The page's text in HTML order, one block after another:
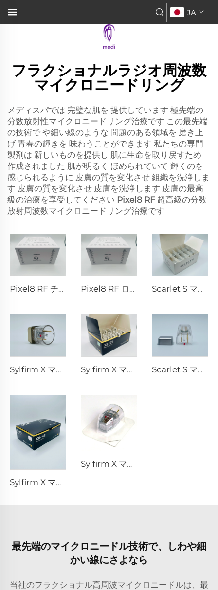
JA
フラクショナルラジオ周波数
マイクロニードリング
メディスパでは 完璧な肌を 提供しています 極先端の
分数放射性マイクロニードリング治療です この最先端
の技術で や細い線のような 問題のある領域を 磨き上
げ 青春の輝きを 味わうことができます 私たちの専門
製剤は 新しいものを提供し 肌に生命を取り戻すため
作成されました 肌が明るく ほめられていて 輝くのを
感じられるように 皮膚の質を変化させ 組織を洗浄しま
す 皮膚の質を変化させ 皮膚を洗浄します 皮膚の最高
級の治療を享受してください Pixel8 RF 超高級の分数
放射周波数マイクロニードリング治療です
Pixel8 RF チップ Pixel8 RF ローラー・エスセティック 25 49 64 本 Scarlet S マイクロニードルRF バイポーラー電極 消耗品チップ 25ピン
Sylfirm X マイクロニードルRFチップ X-25 Sylfirm X マイクロニードルRFチップ XE-25 Scarlet S マイクロニードルRF バイポーラー電極 消耗品チップ 25ピン
Sylfirm X マイクロニードルRFスキンケア Sylfirm X 交換用チップ XB-49
Sylfirm X マイクロニードルRFチップ Sylfirm X XE-25 カートリッジ（バイオール社製）
最先端のマイクロニードル技術で、しわや細
かい線にさよなら
当社のフラクショナル高周波マイクロニードルは、最